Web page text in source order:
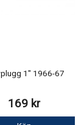
1" 1966-67
169 kr